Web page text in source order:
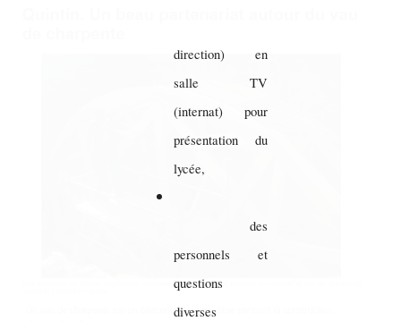
direction) en
salle TV
(internat) pour
présentation du
lycée,
des
personnels et
questions
diverses